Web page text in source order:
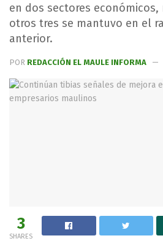
en dos sectores económicos,
otros tres se mantuvo en el
anterior.
POR REDACCIÓN EL MAULE INFORMA
3
SHARES